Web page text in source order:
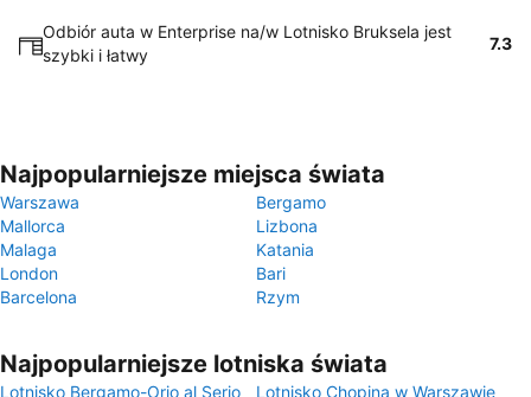
Odbiór auta w Enterprise na/w Lotnisko Bruksela jest
szybki i łatwy
7.3
Najpopularniejsze miejsca świata
Warszawa
Bergamo
Mallorca
Lizbona
Malaga
Katania
London
Bari
Barcelona
Rzym
Najpopularniejsze lotniska świata
Lotnisko Bergamo-Orio al Serio Lotnisko Chopina w Warszawie